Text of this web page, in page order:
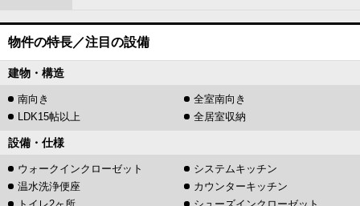
物件の特長／注目の設備
建物・構造
南向き
全室南向き
LDK15帖以上
全居室収納
設備・仕様
ウォークインクローゼット
システムキッチン
温水洗浄便座
カウンターキッチン